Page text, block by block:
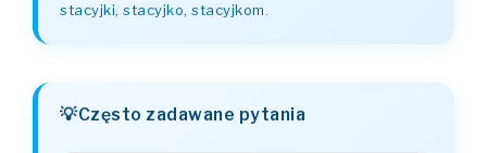
stacyjki, stacyjko, stacyjkom
Często zadawane pytania